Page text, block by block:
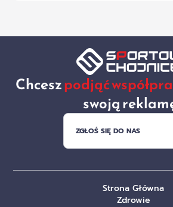
Chceszpodjąć
swoją
ZGŁOŚ SIĘ DO NAS
Strona Główna
Zdrowie